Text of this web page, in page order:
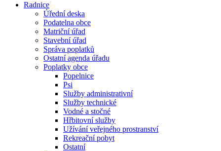
Radnice
Úřední deska
Podatelna obce
Matriční úřad
Stavební úřad
Správa poplatků
Ostatní agenda úřadu
Poplatky obce
Popelnice
Psi
Služby administrativní
Služby technické
Vodné a stočné
Hřbitovní služby
Užívání veřejného prostranství
Rekreační pobyt
Ostatní